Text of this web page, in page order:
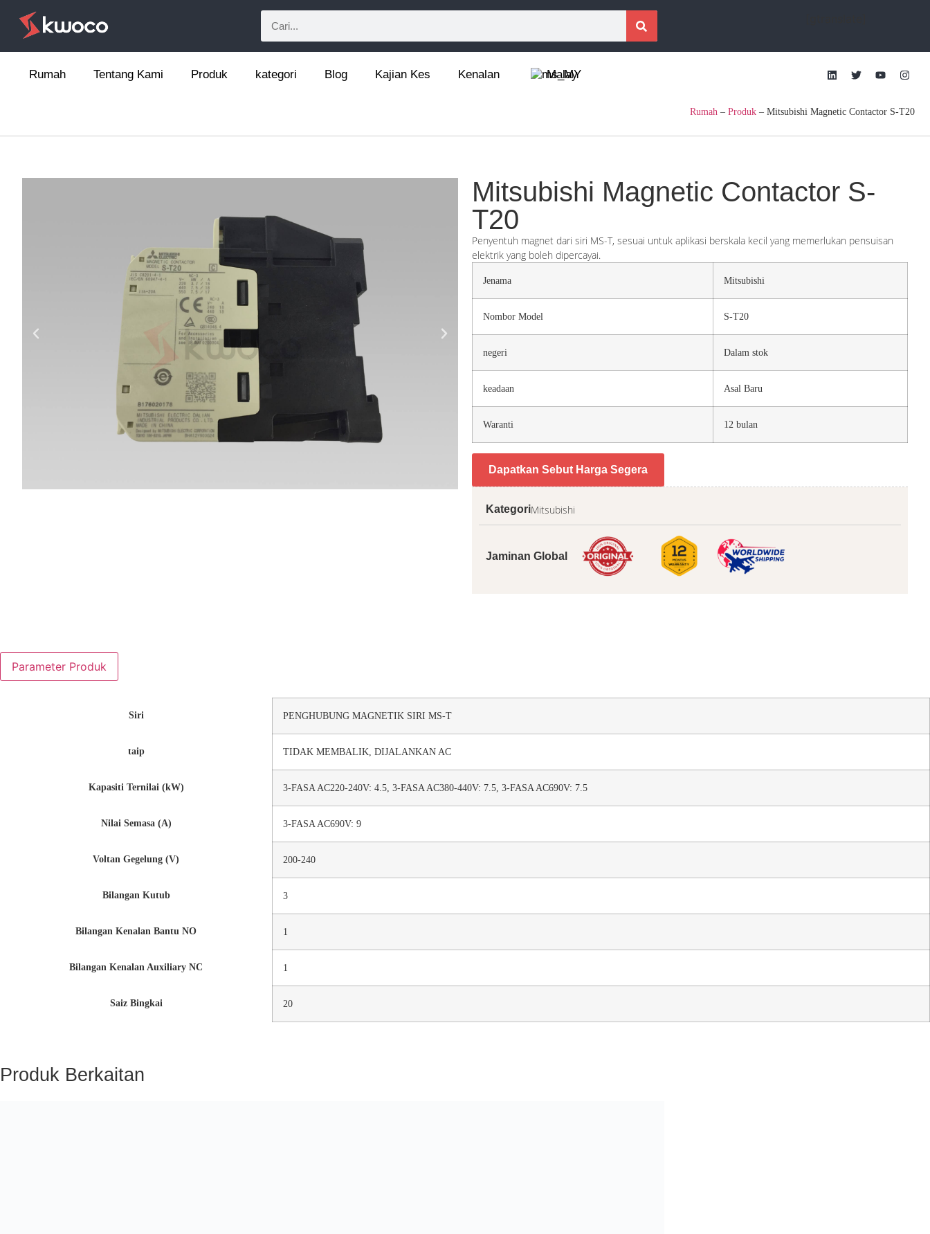
Rumah Tentang Kami Produk kategori Blog Kajian Kes Kenalan Malay
Rumah – Produk – Mitsubishi Magnetic Contactor S-T20
Mitsubishi Magnetic Contactor S-
T20
Penyentuh magnet dari siri MS-T, sesuai untuk aplikasi berskala kecil yang memerlukan pensuisan
elektrik yang boleh dipercayai.
Jenama Mitsubishi
Nombor Model S-T20
negeri Dalam stok
keadaan Asal Baru
Waranti 12 bulan
Dapatkan Sebut Harga Segera
KategoriMitsubishi
Jaminan Global
Parameter Produk
Siri PENGHUBUNG MAGNETIK SIRI MS-T
taip TIDAK MEMBALIK, DIJALANKAN AC
Kapasiti Ternilai (kW) 3-FASA AC220-240V: 4.5, 3-FASA AC380-440V: 7.5, 3-FASA AC690V: 7.5
Nilai Semasa (A) 3-FASA AC690V: 9
Voltan Gegelung (V) 200-240
Bilangan Kutub 3
Bilangan Kenalan Bantu NO 1
Bilangan Kenalan Auxiliary NC 1
Saiz Bingkai 20
Produk Berkaitan